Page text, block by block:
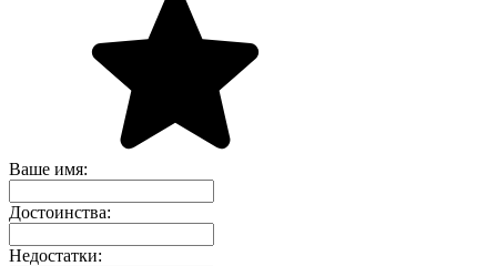
Ваше имя:
Достоинства:
Недостатки: